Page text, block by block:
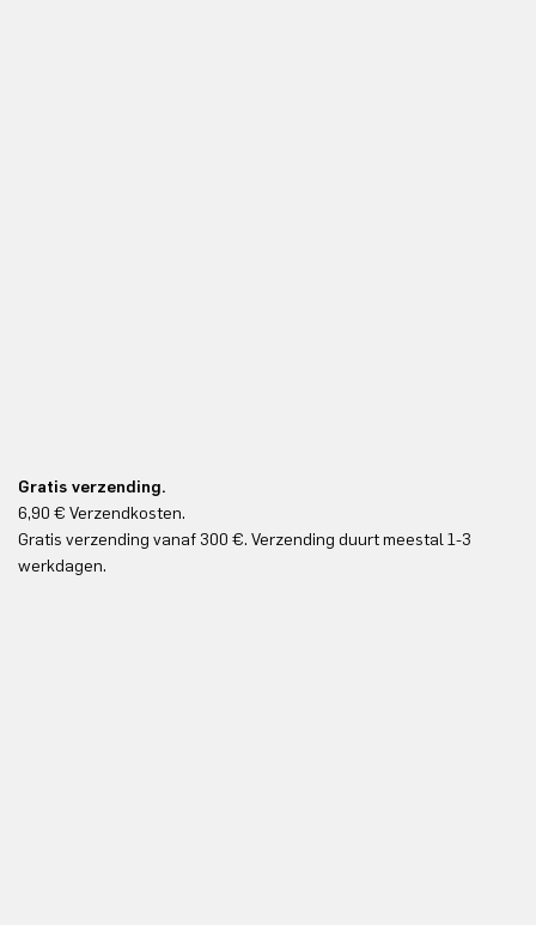
Gratis verzending.
6,90 € Verzendkosten.
Gratis verzending vanaf 300 €. Verzending duurt meestal 1-3
werkdagen.